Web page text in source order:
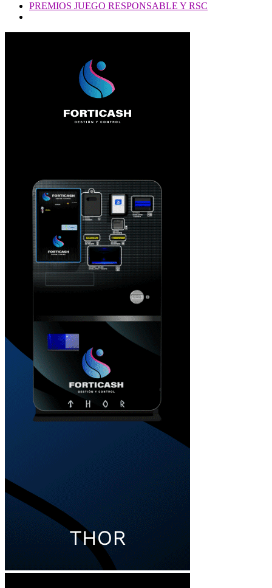
PREMIOS JUEGO RESPONSABLE Y RSC